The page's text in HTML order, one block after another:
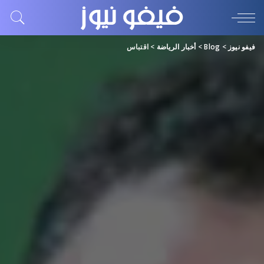
فيفو نيوز >
Blog
> أخبار الرياضة > اقتباس